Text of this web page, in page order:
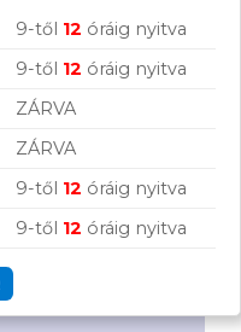
Csatlakozz
és hozd ki a
9-től 12 óráig nyitva
9-től 12 óráig nyitva
ZÁRVA
ZÁRVA
9-től 12 óráig nyitva
9-től 12 óráig nyitva